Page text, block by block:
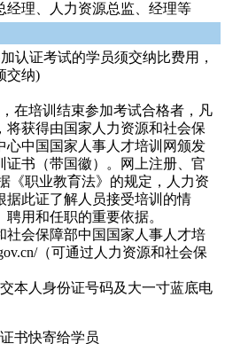
理、人力资源总监、经理等
认证考试的学员须交纳比费用，
交纳)
在培训结束参加考试合格者，凡
将获得由国家人力资源和社会保
心中国国家人事人才培训网颁发
证书（带国徽）。网上注册、官
《职业教育法》的规定，人力资
据此证了解人员接受培训的情
用和任职的重要依据。
社会保障部中国国家人事人才培
（可通过人力资源和社会保
本人身份证号码及大一寸蓝底电
书快寄给学员